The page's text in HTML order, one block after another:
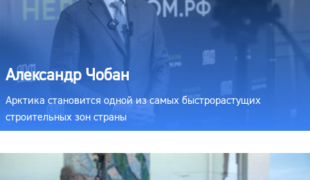
Александр Чобан
Арктика становится одной из самых быстрорастущих
строительных зон страны